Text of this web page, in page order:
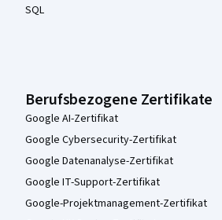
SQL
Berufsbezogene Zertifikate
Google AI-Zertifikat
Google Cybersecurity-Zertifikat
Google Datenanalyse-Zertifikat
Google IT-Support-Zertifikat
Google-Projektmanagement-Zertifikat